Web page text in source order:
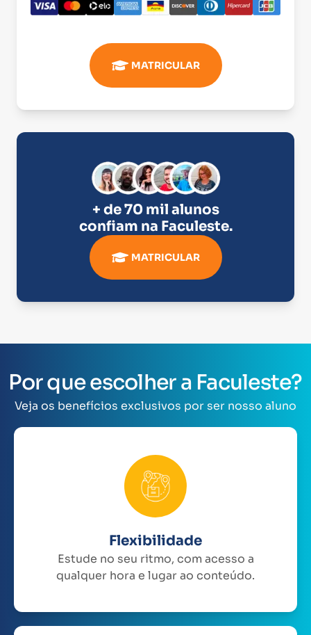
MATRICULAR
+ de 70 mil alunos
confiam na Faculeste.
MATRICULAR
Por que escolher a Faculeste?
Veja os benefícios exclusivos por ser nosso aluno
Flexibilidade
Estude no seu ritmo, com acesso a
qualquer hora e lugar ao conteúdo.